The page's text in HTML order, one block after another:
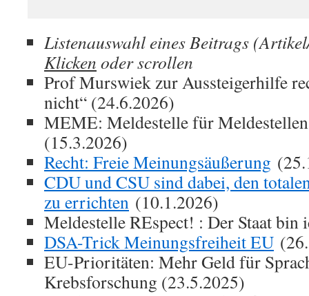
Listenauswahl eines Beitrags
Klicken oder scrollen
Prof Murswiek zur Aussteigerhilfe
nicht“ (24.6.2026)
MEME: Meldestelle für
(15.3.2026)
Recht: Freie Meinungsäußerung
CDU und CSU sind dabei, den
zu errichten (10.1.2026)
Meldestelle REspect! : Der Staat bin
DSA-Trick Meinungsfreiheit EU
EU-Prioritäten: Mehr Geld für
Krebsforschung (23.5.2025)